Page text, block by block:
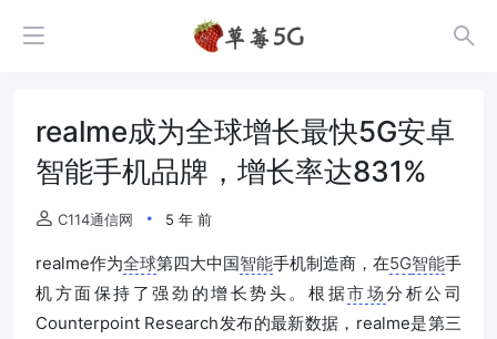
realme成为全球增长最快5G安卓
智能手机品牌，增长率达831%
C114通信网 5 年 前
realme作为全球第四大中国智能手机制造商，在5G智能手
机方面保持了强劲的增长势头。根据市场分析公司
Counterpoint Research发布的最新数据，realme是第三